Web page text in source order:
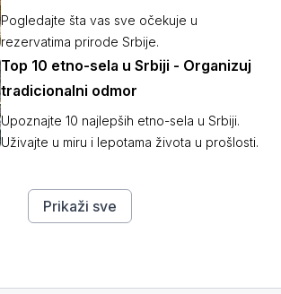
Pogledajte šta vas sve očekuje u
rezervatima prirode Srbije.
Top 10 etno-sela u Srbiji - Organizuj
tradicionalni odmor
Upoznajte 10 najlepših etno-sela u Srbiji.
Uživajte u miru i lepotama života u prošlosti.
Prikaži sve